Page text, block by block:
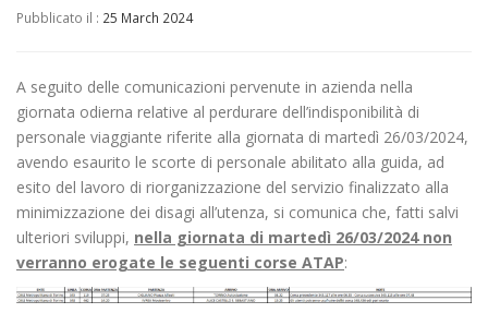
Pubblicato il : 25 March 2024
A seguito delle comunicazioni pervenute in azienda nella
giornata odierna relative al perdurare dell’indisponibilità di
personale viaggiante riferite alla giornata di martedì 26/03/2024,
avendo esaurito le scorte di personale abilitato alla guida, ad
esito del lavoro di riorganizzazione del servizio finalizzato alla
minimizzazione dei disagi all’utenza, si comunica che, fatti salvi
ulteriori sviluppi, nella giornata di martedì 26/03/2024 non
verranno erogate le seguenti corse ATAP: